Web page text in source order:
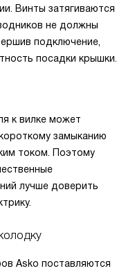
Винты затягиваются
не должны
подключение,
посадки крышки.
к вилке может
замыканию
током. Поэтому
лучше доверить
Asko поставляются